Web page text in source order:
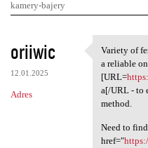
kamery-bajery
K
o
m
e
oriiwic
12.01.2025
Adres
Variety of
Variety of
a reliable
[URL=
a[/URL - to
method.
Need to
href="